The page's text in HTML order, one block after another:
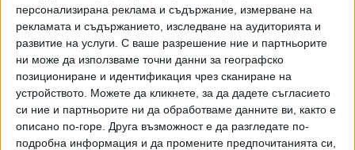
персонализирана реклама и съдържание, измерване на
рекламата и съдържанието, изследване на аудиторията и
развитие на услуги. С ваше разрешение ние и партньорите
ни може да използваме точни данни за географско
позициониране и идентификация чрез сканиране на
устройството. Можете да кликнете, за да дадете съгласието
си ние и партньорите ни да обработваме данните ви, както е
описано по-горе. Друга възможност е да разгледате по-
подробна информация и да промените предпочитанията си,
ракети, бе организирано празненство.
First images emerging of#Iran's missile launches.
Captured from nighttime public
gatherings.#BreakingNews#Israel
https://t.co/XUj3kkiHWF
pic.twitter.com/Nf4lmCL6dF